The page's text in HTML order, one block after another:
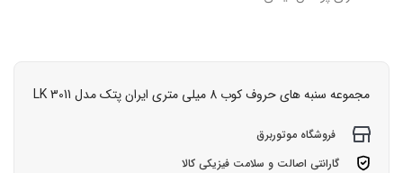
مجموعه سنبه های حروف کوب 8 میلی متری ایران پتک مدل LK 3011
فروشگاه موتوربرق
گارانتی اصالت و سلامت فیزیکی کالا